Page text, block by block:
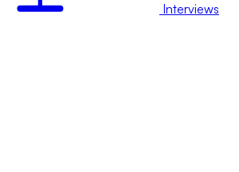
Interviews